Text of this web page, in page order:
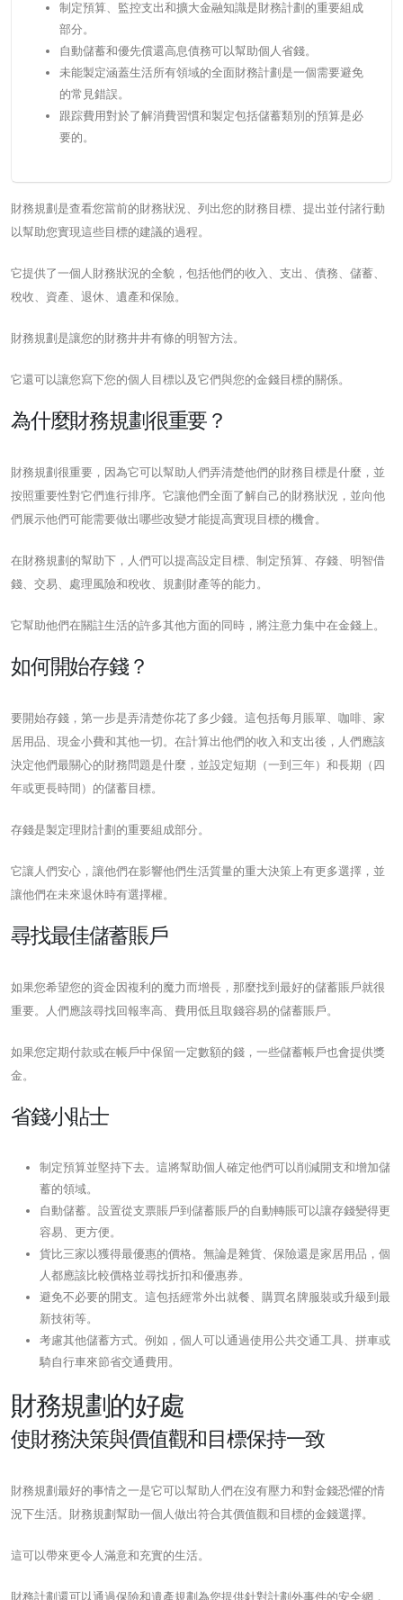
制定預算、監控支出和擴大金融知識是財務計劃的重要組成
部分。
自動儲蓄和優先償還高息債務可以幫助個人省錢。
未能製定涵蓋生活所有領域的全面財務計劃是一個需要避免
的常見錯誤。
跟踪費用對於了解消費習慣和製定包括儲蓄類別的預算是必
要的。
財務規劃是查看您當前的財務狀況、列出您的財務目標、提出並付諸行動
以幫助您實現這些目標的建議的過程。
它提供了一個人財務狀況的全貌，包括他們的收入、支出、債務、儲蓄、
稅收、資產、退休、遺產和保險。
財務規劃是讓您的財務井井有條的明智方法。
它還可以讓您寫下您的個人目標以及它們與您的金錢目標的關係。
為什麼財務規劃很重要？
財務規劃很重要，因為它可以幫助人們弄清楚他們的財務目標是什麼，並
按照重要性對它們進行排序。它讓他們全面了解自己的財務狀況，並向他
們展示他們可能需要做出哪些改變才能提高實現目標的機會。
在財務規劃的幫助下，人們可以提高設定目標、制定預算、存錢、明智借
錢、交易、處理風險和稅收、規劃財產等的能力。
它幫助他們在關註生活的許多其他方面的同時，將注意力集中在金錢上。
如何開始存錢？
要開始存錢，第一步是弄清楚你花了多少錢。這包括每月賬單、咖啡、家
居用品、現金小費和其他一切。在計算出他們的收入和支出後，人們應該
決定他們最關心的財務問題是什麼，並設定短期（一到三年）和長期（四
年或更長時間）的儲蓄目標。
存錢是製定理財計劃的重要組成部分。
它讓人們安心，讓他們在影響他們生活質量的重大決策上有更多選擇，並
讓他們在未來退休時有選擇權。
尋找最佳儲蓄賬戶
如果您希望您的資金因複利的魔力而增長，那麼找到最好的儲蓄賬戶就很
重要。人們應該尋找回報率高、費用低且取錢容易的儲蓄賬戶。
如果您定期付款或在帳戶中保留一定數額的錢，一些儲蓄帳戶也會提供獎
金。
省錢小貼士
制定預算並堅持下去。這將幫助個人確定他們可以削減開支和增加儲
蓄的領域。
自動儲蓄。設置從支票賬戶到儲蓄賬戶的自動轉賬可以讓存錢變得更
容易、更方便。
貨比三家以獲得最優惠的價格。無論是雜貨、保險還是家居用品，個
人都應該比較價格並尋找折扣和優惠券。
避免不必要的開支。這包括經常外出就餐、購買名牌服裝或升級到最
新技術等。
考慮其他儲蓄方式。例如，個人可以通過使用公共交通工具、拼車或
騎自行車來節省交通費用。
財務規劃的好處
使財務決策與價值觀和目標保持一致
財務規劃最好的事情之一是它可以幫助人們在沒有壓力和對金錢恐懼的情
況下生活。財務規劃幫助一個人做出符合其價值觀和目標的金錢選擇。
這可以帶來更令人滿意和充實的生活。
財務計劃還可以通過保險和遺產規劃為您提供針對計劃外事件的安全網，